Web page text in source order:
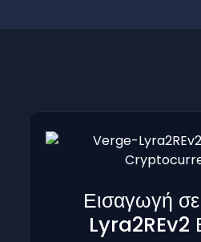
Εισαγωγή
Lyra2REv2